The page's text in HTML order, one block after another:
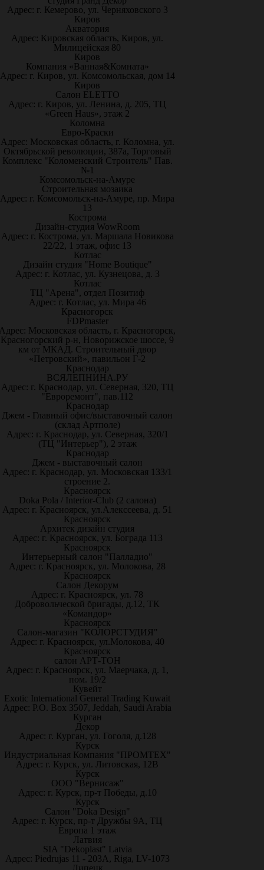
Адрес: г. Кемерово, ул. Черняховского 3
Киров
Акватория
Адрес: Кировская область, Киров, ул.
Милицейская 80
Киров
Компания «Ванная&Комната»
Адрес: г. Киров, ул. Комсомольская, дом 14
Киров
Салон ELETTO
Адрес: г. Киров, ул. Ленина, д. 205, ТЦ
«Green Haus», этаж 2
Коломна
Евро-Краски
Адрес: Московская область, г. Коломна, ул.
Октябрьской революции, 387а, Торговый
Комплекс "Коломенский Строитель" Пав.
№1
Комсомольск-на-Амуре
Строительная мозаика
Адрес: г. Комсомольск-на-Амуре, пр. Мира
13
Кострома
Дизайн-студия WowRoom
Адрес: г. Кострома, ул. Маршала Новикова
22/22, 1 этаж, офис 13
Котлас
Дизайн студия "Home Boutique"
Адрес: г. Котлас, ул. Кузнецова, д. 3
Котлас
ТЦ "Арена", отдел Позитиф
Адрес: г. Котлас, ул. Мира 46
Красногорск
FDPmaster
Московская область, г. Красногорск,
Красногорский р-н, Новорижское шоссе, 9
км от МКАД. Строительный двор
«Петровский», павильон Г-2
Краснодар
ВСЯЛЕПНИНА.РУ
Адрес: г. Краснодар, ул. Северная, 320, ТЦ
"Евроремонт", пав.112
Краснодар
Джем - Главный офис/выставочный салон
(склад Артполе)
Адрес: г. Краснодар, ул. Северная, 320/1
(ТЦ "Интерьер"), 2 этаж
Краснодар
Джем - выставочный салон
Адрес: г. Краснодар, ул. Московская 133/1
строение 2.
Красноярск
Doka Pola / Interior-Club (2 салона)
Адрес: г. Красноярск, ул.Алекссеева, д. 51
Красноярск
Архитек дизайн студия
Адрес: г. Красноярск, ул. Бограда 113
Красноярск
Интерьерный салон "Палладио"
Адрес: г. Красноярск, ул. Молокова, 28
Красноярск
Салон Декорум
Адрес: г. Красноярск, ул. 78
Добровольческой бригады, д.12, ТК
«Командор»
Красноярск
Салон-магазин "КОЛОРСТУДИЯ"
Адрес: г. Красноярск, ул.Молокова, 40
Красноярск
салон АРТ-ТОН
Адрес: г. Красноярск, ул. Маерчака, д. 1,
пом. 19/2
Кувейт
Exotic International General Trading Kuwait
Адрес: P.O. Box 3507, Jeddah, Saudi Arabia
Курган
Декор
Адрес: г. Курган, ул. Гоголя, д.128
Курск
Индустриальная Компания "ПРОМТЕХ"
Адрес: г. Курск, ул. Литовская, 12В
Курск
ООО "Вернисаж"
Адрес: г. Курск, пр-т Победы, д.10
Курск
Салон "Doka Design"
Адрес: г. Курск, пр-т Дружбы 9А, ТЦ
Европа 1 этаж
Латвия
SIA "Dekoplast" Latvia
Адрес: Piedrujas 11 - 203A, Riga, LV-1073
Липецк